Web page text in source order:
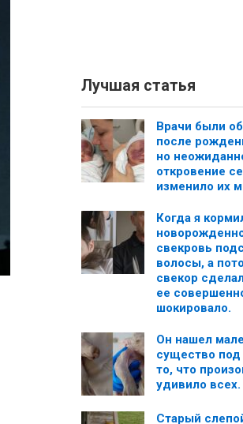
Лучшая статья
Врачи были
после
но
откровение
изменило их
Когда я
свекровь
волосы, а
свекор
ее
шокировало.
Он нашел
существо
то, что
удивило всех.
Старый